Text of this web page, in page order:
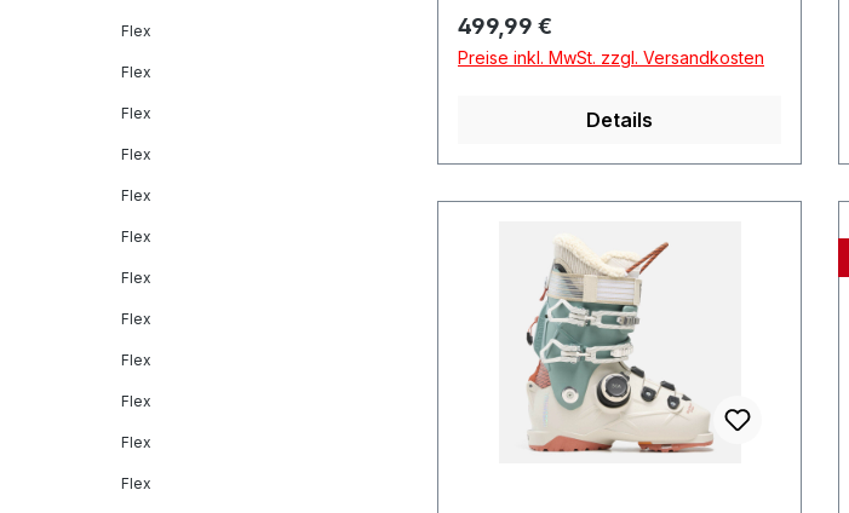
Flex
Flex
Flex
Flex
Flex
Flex
Flex
Flex
Flex
Flex
Flex
Flex
Regulärer Preis:
499,99 €
Preise inkl. MwSt. zzgl. Versandkosten
Details